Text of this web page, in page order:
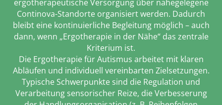
ergotherapeutische Versorgung über nahegelegene
Continova-Standorte organisiert werden. Dadurch
bleibt eine kontinuierliche Begleitung möglich – auch
dann, wenn „Ergotherapie in der Nähe“ das zentrale
Kriterium ist.
Die Ergotherapie für Autismus arbeitet mit klaren
Abläufen und individuell vereinbarten Zielsetzungen.
Typische Schwerpunkte sind die Regulation und
Verarbeitung sensorischer Reize, die Verbesserung